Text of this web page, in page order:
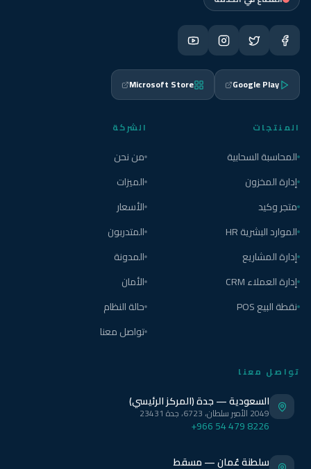
Google Play
Microsoft Store
المنتجات
المحاسبة السحابية
إدارة المخزون
متجر وكيد
الموارد البشرية HR
إدارة المشاريع
إدارة العملاء CRM
نقطة البيع POS
الشركة
من نحن
الميزات
الأسعار
المتدربون
المدونة
الأمان
حالة النظام
تواصل معنا
تواصل معنا
السعودية — جدة (المركز الرئيسي)
2049 الأمير سلطان، 6723، جدة 23431
+966 54 479 8226
سلطنة عُمان — مسقط